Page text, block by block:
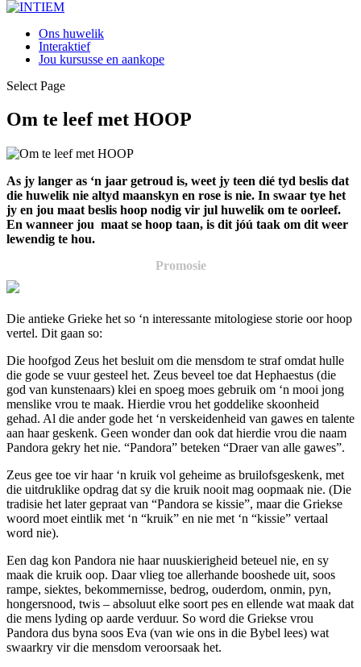
Ons huwelik
Interaktief
Jou kursusse en aankope
Select Page
Om te leef met HOOP
As jy langer as ‘n jaar getroud is, weet jy teen dié tyd beslis dat
die huwelik nie altyd maanskyn en rose is nie. In swaar tye het
jy en jou maat beslis hoop nodig vir jul huwelik om te oorleef.
En wanneer jou maat se hoop taan, is dit jóú taak om dit weer
lewendig te hou.
Promosie
Die antieke Grieke het so ‘n interessante mitologiese storie oor hoop
vertel. Dit gaan so:
Die hoofgod Zeus het besluit om die mensdom te straf omdat hulle
die gode se vuur gesteel het. Zeus beveel toe dat Hephaestus (die
god van kunstenaars) klei en spoeg moes gebruik om ‘n mooi jong
menslike vrou te maak. Hierdie vrou het goddelike skoonheid
gehad. Al die ander gode het ‘n verskeidenheid van gawes en talente
aan haar geskenk. Geen wonder dan ook dat hierdie vrou die naam
Pandora gekry het nie. “Pandora” beteken “Draer van alle gawes”.
Zeus gee toe vir haar ‘n kruik vol geheime as bruilofsgeskenk, met
die uitdruklike opdrag dat sy die kruik nooit mag oopmaak nie. (Die
tradisie het later gepraat van “Pandora se kissie”, maar die Griekse
woord moet eintlik met ‘n “kruik” en nie met ‘n “kissie” vertaal
word nie).
Een dag kon Pandora nie haar nuuskierigheid beteuel nie, en sy
maak die kruik oop. Daar vlieg toe allerhande booshede uit, soos
rampe, siektes, bekommernisse, bedrog, ouderdom, onmin, pyn,
hongersnood, twis – absoluut elke soort pes en ellende wat maak dat
die mens lyding op aarde verduur. So word die Griekse vrou
Pandora dus byna soos Eva (van wie ons in die Bybel lees) wat
swaarkry vir die mensdom veroorsaak het.